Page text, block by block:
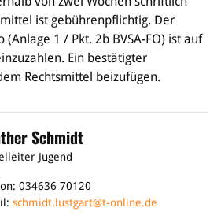
ist gebührenpflichtig. Der
(Anlage 1 / Pkt. 2b BVSA-FO) ist auf
Ein bestätigter
Rechtsmittel beizufügen.
Schmidt
Jugend
034636 70120
schmidt.lustgart@t-online.de